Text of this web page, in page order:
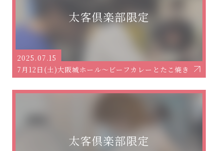
2025.07.15
7月12日(土)大阪城ホール～ビーフカレーとたこ焼きと豚ま